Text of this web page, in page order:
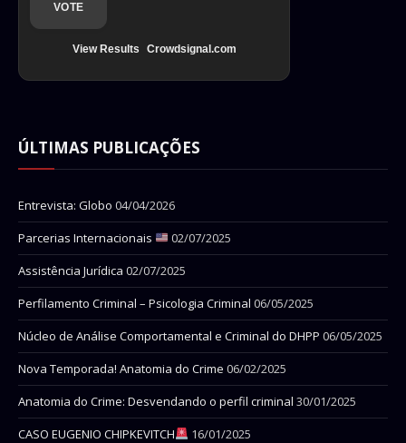
VOTE
View Results Crowdsignal.com
ÚLTIMAS PUBLICAÇÕES
Entrevista: Globo 04/04/2026
Parcerias Internacionais
02/07/2025
Assistência Jurídica 02/07/2025
Perfilamento Criminal – Psicologia Criminal 06/05/2025
Núcleo de Análise Comportamental e Criminal do DHPP 06/05/2025
Nova Temporada! Anatomia do Crime 06/02/2025
Anatomia do Crime: Desvendando o perfil criminal 30/01/2025
CASO EUGENIO CHIPKEVITCH
16/01/2025